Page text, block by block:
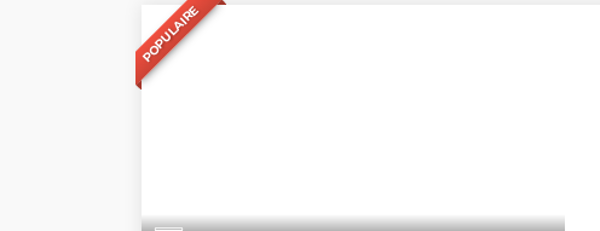
POPULAIRE